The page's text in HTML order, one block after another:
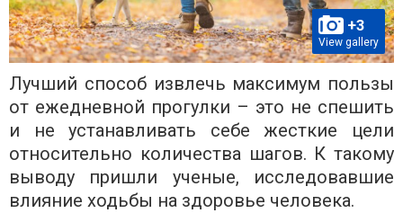
+3
View gallery
Лучший способ извлечь максимум пользы
от ежедневной прогулки – это не спешить
и не устанавливать себе жесткие цели
относительно количества шагов. К такому
выводу пришли ученые, исследовавшие
влияние ходьбы на здоровье человека.